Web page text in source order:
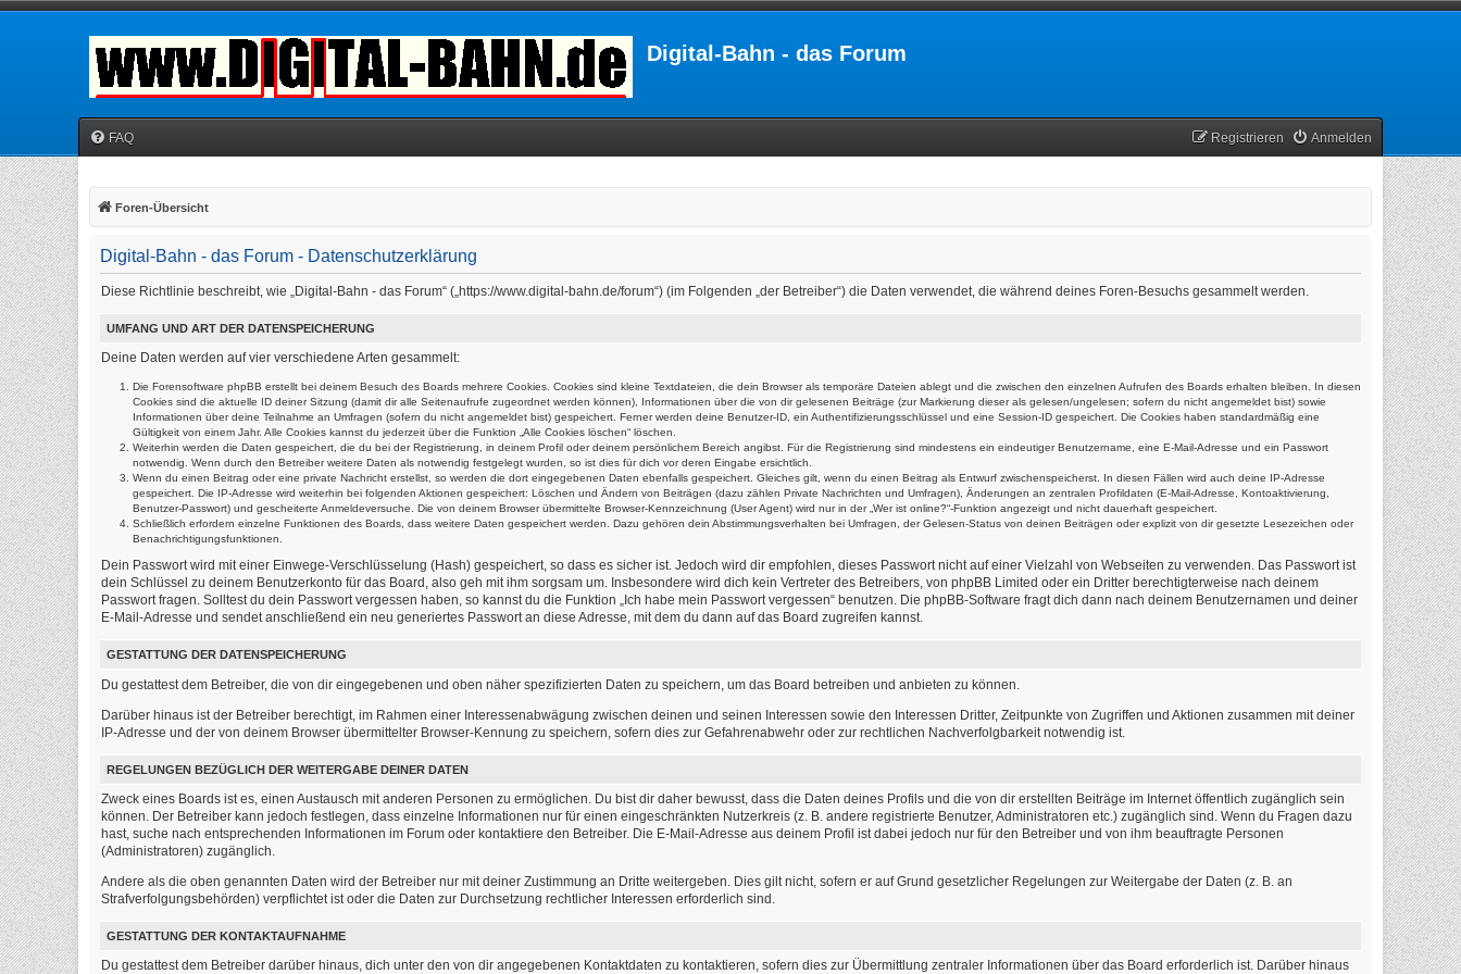
Digital-Bahn - das Forum
FAQ Anmelden
Registrieren
Foren-Übersicht
Digital-Bahn - das Forum - Datenschutzerklärung
Diese Richtlinie beschreibt, wie „Digital-Bahn - das Forum“ („https://www.digital-bahn.de/forum“) (im Folgenden „der Betreiber“) die Daten verwendet, die während deines Foren-Besuchs gesammelt werden.
UMFANG UND ART DER DATENSPEICHERUNG
Deine Daten werden auf vier verschiedene Arten gesammelt:
Die Forensoftware phpBB erstellt bei deinem Besuch des Boards mehrere Cookies. Cookies sind kleine Textdateien, die dein Browser als temporäre Dateien ablegt und die zwischen den einzelnen Aufrufen des Boards erhalten bleiben. In diesen
Cookies sind die aktuelle ID deiner Sitzung (damit dir alle Seitenaufrufe zugeordnet werden können), Informationen über die von dir gelesenen Beiträge (zur Markierung dieser als gelesen/ungelesen; sofern du nicht angemeldet bist) sowie
Informationen über deine Teilnahme an Umfragen (sofern du nicht angemeldet bist) gespeichert. Ferner werden deine Benutzer-ID, ein Authentifizierungsschlüssel und eine Session-ID gespeichert. Die Cookies haben standardmäßig eine
Gültigkeit von einem Jahr. Alle Cookies kannst du jederzeit über die Funktion „Alle Cookies löschen“ löschen.
Weiterhin werden die Daten gespeichert, die du bei der Registrierung, in deinem Profil oder deinem persönlichem Bereich angibst. Für die Registrierung sind mindestens ein eindeutiger Benutzername, eine E-Mail-Adresse und ein Passwort
notwendig. Wenn durch den Betreiber weitere Daten als notwendig festgelegt wurden, so ist dies für dich vor deren Eingabe ersichtlich.
Wenn du einen Beitrag oder eine private Nachricht erstellst, so werden die dort eingegebenen Daten ebenfalls gespeichert. Gleiches gilt, wenn du einen Beitrag als Entwurf zwischenspeicherst. In diesen Fällen wird auch deine IP-Adresse
gespeichert. Die IP-Adresse wird weiterhin bei folgenden Aktionen gespeichert: Löschen und Ändern von Beiträgen (dazu zählen Private Nachrichten und Umfragen), Änderungen an zentralen Profildaten (E-Mail-Adresse, Kontoaktivierung,
Benutzer-Passwort) und gescheiterte Anmeldeversuche. Die von deinem Browser übermittelte Browser-Kennzeichnung (User Agent) wird nur in der „Wer ist online?“-Funktion angezeigt und nicht dauerhaft gespeichert.
Schließlich erfordern einzelne Funktionen des Boards, dass weitere Daten gespeichert werden. Dazu gehören dein Abstimmungsverhalten bei Umfragen, der Gelesen-Status von deinen Beiträgen oder explizit von dir gesetzte Lesezeichen oder
Benachrichtigungsfunktionen.
Dein Passwort wird mit einer Einwege-Verschlüsselung (Hash) gespeichert, so dass es sicher ist. Jedoch wird dir empfohlen, dieses Passwort nicht auf einer Vielzahl von Webseiten zu verwenden. Das Passwort ist
dein Schlüssel zu deinem Benutzerkonto für das Board, also geh mit ihm sorgsam um. Insbesondere wird dich kein Vertreter des Betreibers, von phpBB Limited oder ein Dritter berechtigterweise nach deinem
Passwort fragen. Solltest du dein Passwort vergessen haben, so kannst du die Funktion „Ich habe mein Passwort vergessen“ benutzen. Die phpBB-Software fragt dich dann nach deinem Benutzernamen und deiner
E-Mail-Adresse und sendet anschließend ein neu generiertes Passwort an diese Adresse, mit dem du dann auf das Board zugreifen kannst.
GESTATTUNG DER DATENSPEICHERUNG
Du gestattest dem Betreiber, die von dir eingegebenen und oben näher spezifizierten Daten zu speichern, um das Board betreiben und anbieten zu können.
Darüber hinaus ist der Betreiber berechtigt, im Rahmen einer Interessenabwägung zwischen deinen und seinen Interessen sowie den Interessen Dritter, Zeitpunkte von Zugriffen und Aktionen zusammen mit deiner
IP-Adresse und der von deinem Browser übermittelter Browser-Kennung zu speichern, sofern dies zur Gefahrenabwehr oder zur rechtlichen Nachverfolgbarkeit notwendig ist.
REGELUNGEN BEZÜGLICH DER WEITERGABE DEINER DATEN
Zweck eines Boards ist es, einen Austausch mit anderen Personen zu ermöglichen. Du bist dir daher bewusst, dass die Daten deines Profils und die von dir erstellten Beiträge im Internet öffentlich zugänglich sein
können. Der Betreiber kann jedoch festlegen, dass einzelne Informationen nur für einen eingeschränkten Nutzerkreis (z. B. andere registrierte Benutzer, Administratoren etc.) zugänglich sind. Wenn du Fragen dazu
hast, suche nach entsprechenden Informationen im Forum oder kontaktiere den Betreiber. Die E-Mail-Adresse aus deinem Profil ist dabei jedoch nur für den Betreiber und von ihm beauftragte Personen
(Administratoren) zugänglich.
Andere als die oben genannten Daten wird der Betreiber nur mit deiner Zustimmung an Dritte weitergeben. Dies gilt nicht, sofern er auf Grund gesetzlicher Regelungen zur Weitergabe der Daten (z. B. an
Strafverfolgungsbehörden) verpflichtet ist oder die Daten zur Durchsetzung rechtlicher Interessen erforderlich sind.
GESTATTUNG DER KONTAKTAUFNAHME
Du gestattest dem Betreiber darüber hinaus, dich unter den von dir angegebenen Kontaktdaten zu kontaktieren, sofern dies zur Übermittlung zentraler Informationen über das Board erforderlich ist. Darüber hinaus